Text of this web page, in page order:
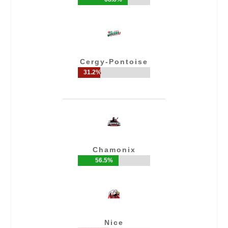
Cergy-Pontoise
31.2%
31.2%
Chamonix
56.5%
56.5%
Nice